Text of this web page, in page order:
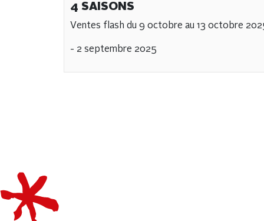
4 SAISONS
Ventes flash du 9 octobre au 13 octobre
- 2 septembre 2025